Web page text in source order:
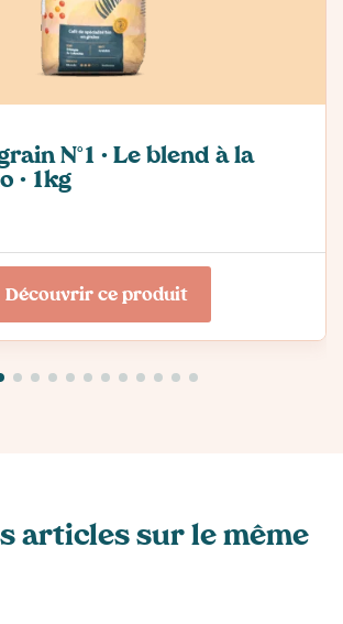
N°1 · Le blend à la
· 1kg
Découvrir ce produit
articles sur le même